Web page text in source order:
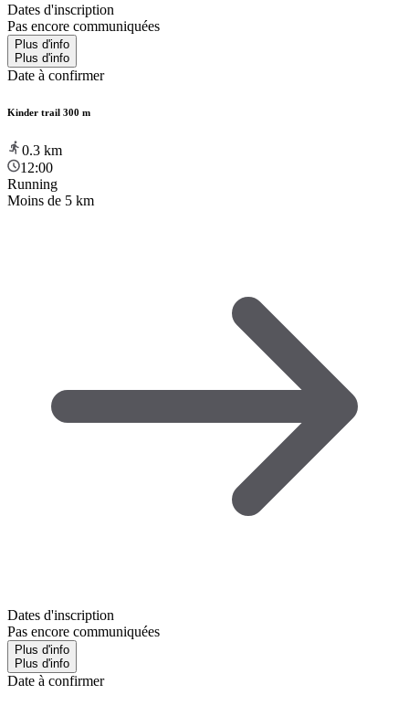
Dates d'inscription
Pas encore communiquées
Plus d'info
Plus d'info
Date à confirmer
Kinder trail 300 m
0.3 km
12:00
Running
Moins de 5 km
Dates d'inscription
Pas encore communiquées
Plus d'info
Plus d'info
Date à confirmer